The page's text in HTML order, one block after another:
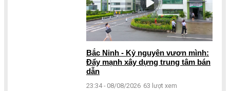
Bắc Ninh - Kỷ nguyên vươn mình:
Đẩy mạnh xây dựng trung tâm bán
dẫn
23:34 - 08/08/2026 63 lượt xem